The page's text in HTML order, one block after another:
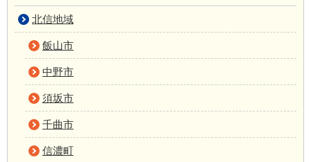
北信地域
飯山市
中野市
須坂市
千曲市
信濃町